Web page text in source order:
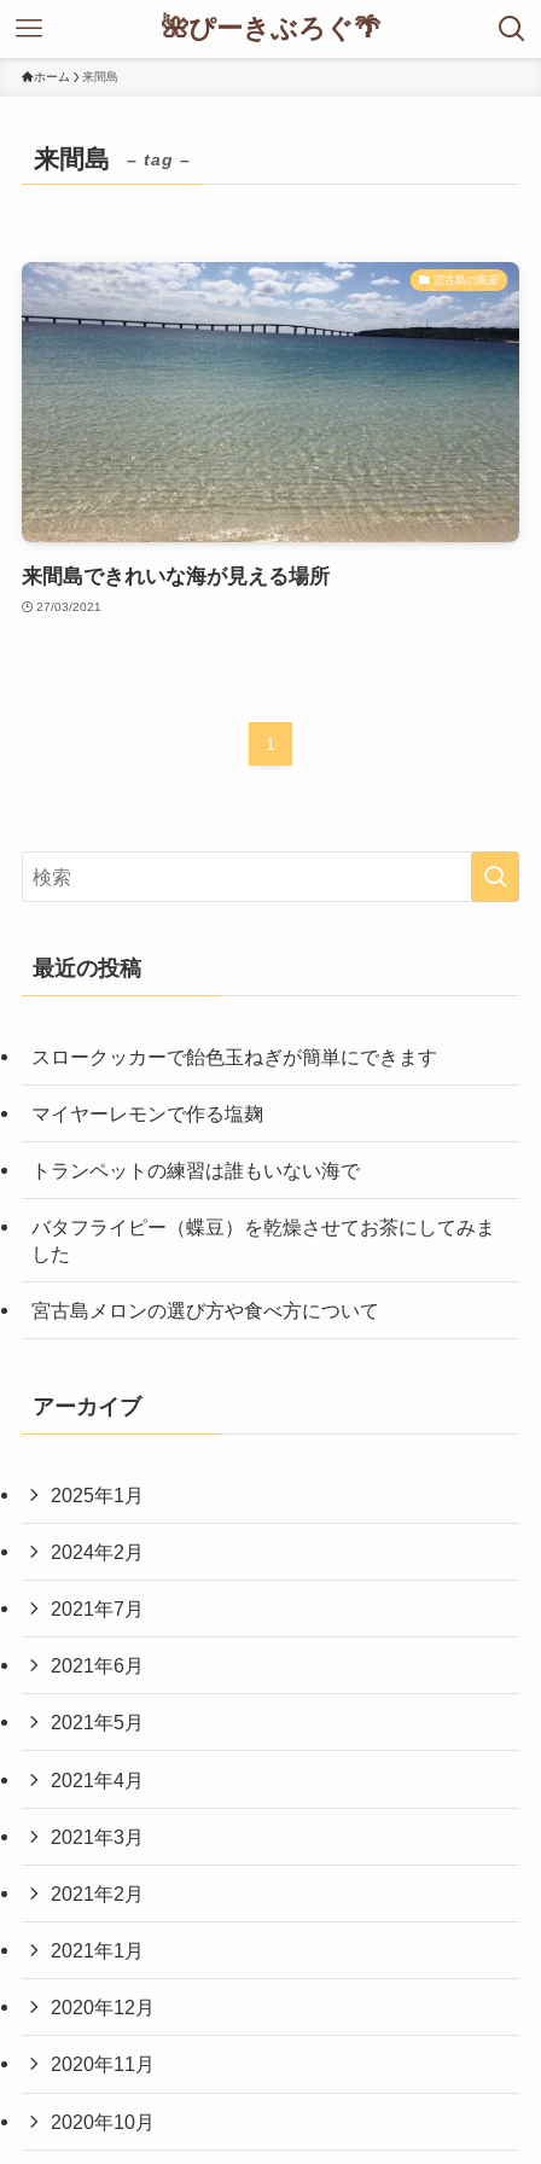
🌺ぴーきぶろぐ🌴
ホーム 来間島
来間島 – tag –
宮古島の風景
来間島できれいな海が見える場所
27/03/2021
1
最近の投稿
スロークッカーで飴色玉ねぎが簡単にできます
マイヤーレモンで作る塩麹
トランペットの練習は誰もいない海で
バタフライピー（蝶豆）を乾燥させてお茶にしてみま
した
宮古島メロンの選び方や食べ方について
アーカイブ
2025年1月
2024年2月
2021年7月
2021年6月
2021年5月
2021年4月
2021年3月
2021年2月
2021年1月
2020年12月
2020年11月
2020年10月